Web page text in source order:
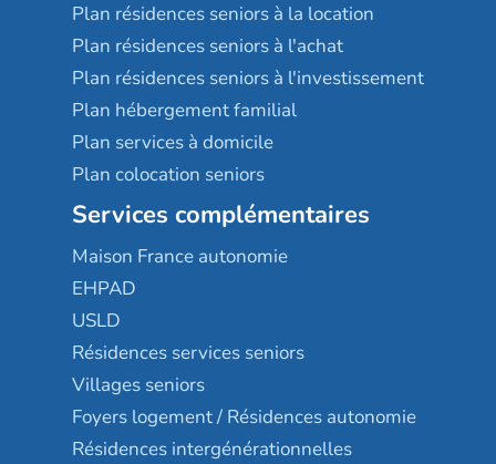
Plan résidences seniors à la location
Plan résidences seniors à l'achat
Plan résidences seniors à l'investissement
Plan hébergement familial
Plan services à domicile
Plan colocation seniors
Services complémentaires
Maison France autonomie
EHPAD
USLD
Résidences services seniors
Villages seniors
Foyers logement / Résidences autonomie
Résidences intergénérationnelles